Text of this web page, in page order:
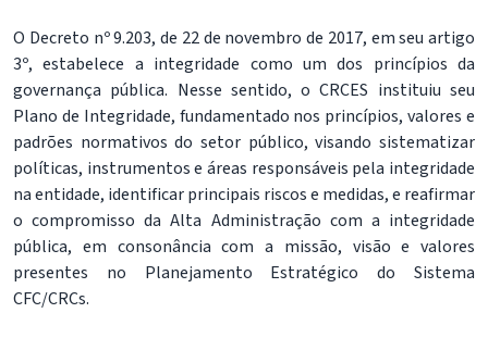
O Decreto nº 9.203, de 22 de novembro de 2017, em seu artigo
3º, estabelece a integridade como um dos princípios da
governança pública. Nesse sentido, o CRCES instituiu seu
Plano de Integridade, fundamentado nos princípios, valores e
padrões normativos do setor público, visando sistematizar
políticas, instrumentos e áreas responsáveis pela integridade
na entidade, identificar principais riscos e medidas, e reafirmar
o compromisso da Alta Administração com a integridade
pública, em consonância com a missão, visão e valores
presentes no Planejamento Estratégico do Sistema
CFC/CRCs.